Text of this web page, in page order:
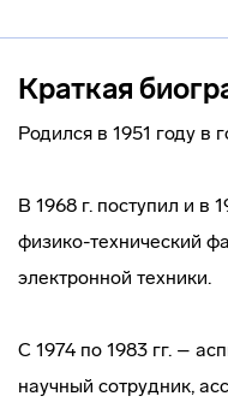
Краткая
Родился в 1951 году в
В 1968 г. поступил и в
физико-технический
электронной техники.
С 1974 по 1983 гг. –
научный сотрудник,